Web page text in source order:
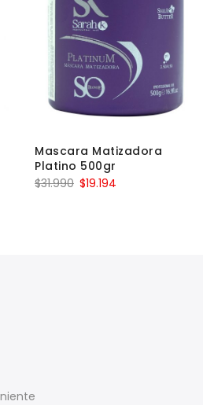
Mascara Matizadora
Platino 500gr
$31.990 $19.194